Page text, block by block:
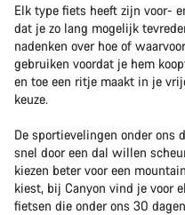
Elk type fiets heeft zijn voor-
dat je zo lang mogelijk
nadenken over hoe of
gebruiken voordat je hem
en toe een ritje maakt in je
keuze.
De sportievelingen onder ons
snel door een dal willen
kiezen beter voor een
kiest, bij Canyon vind je voor
fietsen die onder ons 30